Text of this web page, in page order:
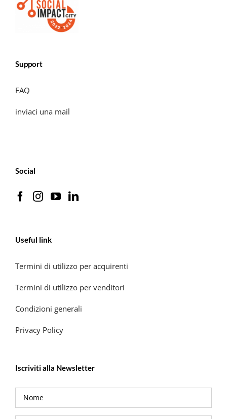
Support
FAQ
inviaci una mail
Social
Useful link
Termini di utilizzo per acquirenti
Termini di utilizzo per venditori
Condizioni generali
Privacy Policy
Iscriviti alla Newsletter